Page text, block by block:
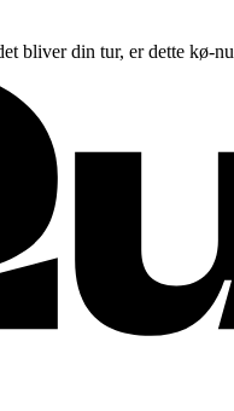
bliver din tur, er dette kø-